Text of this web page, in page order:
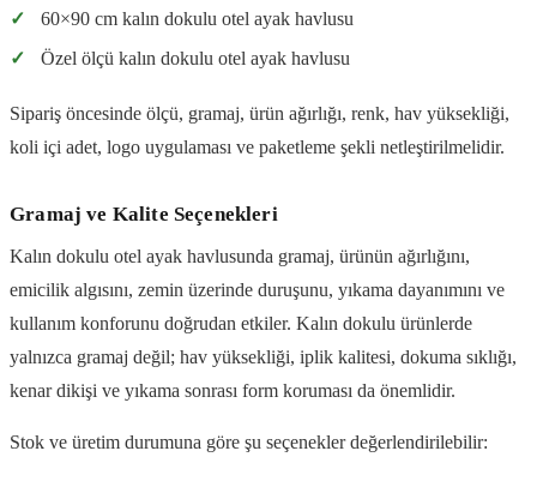
✓
60×90 cm kalın dokulu otel ayak havlusu
✓
Özel ölçü kalın dokulu otel ayak havlusu
Sipariş öncesinde ölçü, gramaj, ürün ağırlığı, renk, hav yüksekliği,
koli içi adet, logo uygulaması ve paketleme şekli netleştirilmelidir.
Gramaj ve Kalite Seçenekleri
Kalın dokulu otel ayak havlusunda gramaj, ürünün ağırlığını,
emicilik algısını, zemin üzerinde duruşunu, yıkama dayanımını ve
kullanım konforunu doğrudan etkiler. Kalın dokulu ürünlerde
yalnızca gramaj değil; hav yüksekliği, iplik kalitesi, dokuma sıklığı,
kenar dikişi ve yıkama sonrası form koruması da önemlidir.
Stok ve üretim durumuna göre şu seçenekler değerlendirilebilir: